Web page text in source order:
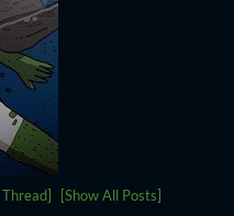
[Show All Posts]